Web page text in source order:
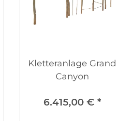
Kletteranlage Grand
Canyon
6.415,00 € *